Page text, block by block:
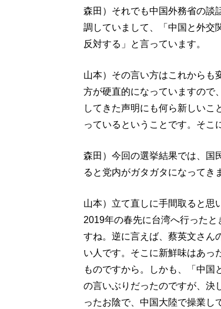
森田）それでも中国外務省の談
調していまして、「中国と外交
反対する」と言っています。
山本）その言い方はこれからも
方が硬直的になっていますので
してきた声明にも何ら新しいこ
っているということです。そこ
森田）今回の選挙結果では、国
ると党内がガタガタになってき
山本）立て直しに手間取ると思
2019年の春先に台湾へ行った
すね。逆に言えば、蔡英文さん
い人です。そこに新鮮味はあっ
ものですから。しかも、「中国
の言いぶりだったのですが、決
ったお陰で、中国大陸で操業し